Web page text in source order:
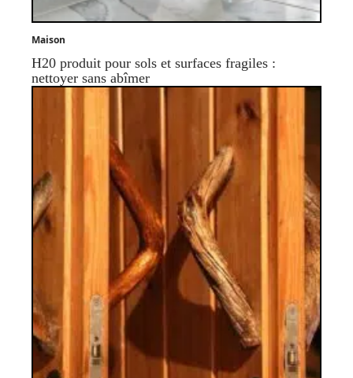
Maison
H20 produit pour sols et surfaces fragiles :
nettoyer sans abîmer